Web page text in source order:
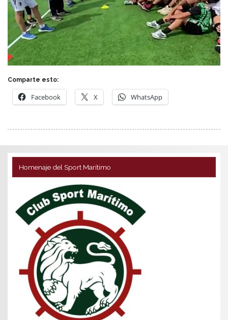
Comparte esto:
Facebook X WhatsApp
Homenaje del Sport Marítimo